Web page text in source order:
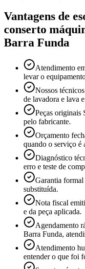
Vantagens de
conserto
Barra Funda
Atendimento
levar o
Nossos
de lavadora e lava
Peças originais
pelo fabricante.
Orçamento
quando o serviço é
Diagnóstico
erro e teste de
Garantia formal
substituída.
Nota fiscal
e da peça aplicada.
Agendamento
Barra Funda,
Atendimento
entender o que foi